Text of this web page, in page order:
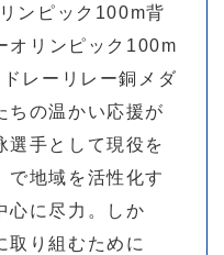
ンピック100m背
オリンピック100m
レーリレー銅メダ
ちの温かい応援が
選手として現役を
で地域を活性化す
心に尽力。しか
取り組むために